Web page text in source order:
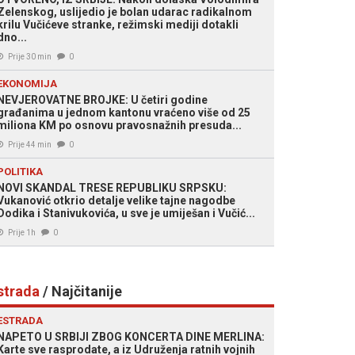
uslijedio je bolan udarac radikalnom
Vučićeve stranke, režimski mediji dotakli
Prije 30 min 0
BROJKE: U četiri godine
u jednom kantonu vraćeno više od 25
KM po osnovu pravosnažnih presuda...
Prije 44 min 0
SKANDAL TRESE REPUBLIKU SRPSKU:
otkrio detalje velike tajne nagodbe
i Stanivukovića, u sve je umiješan i Vučić...
Prije 1h 0
/ Najčitanije
U SRBIJI ZBOG KONCERTA DINE MERLINA:
sve rasprodate, a iz Udruženja ratnih vojnih